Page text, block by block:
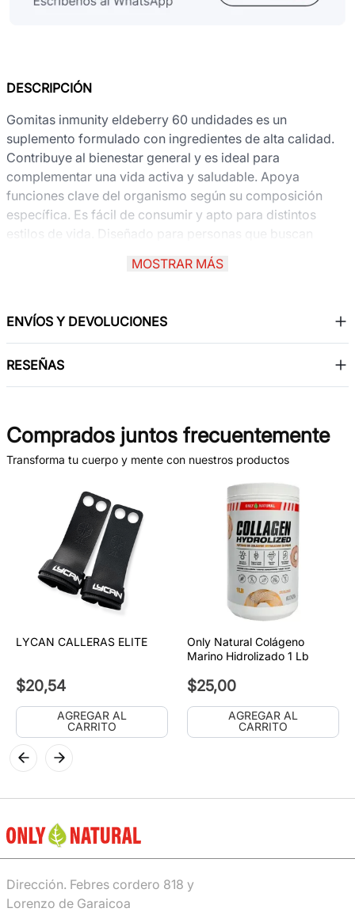
DESCRIPCIÓN
Gomitas inmunity eldeberry 60 undidades es un
suplemento formulado con ingredientes de alta calidad.
Contribuye al bienestar general y es ideal para
complementar una vida activa y saludable. Apoya
funciones clave del organismo según su composición
específica. Es fácil de consumir y apto para distintos
estilos de vida. Diseñado para personas que buscan
cuidar su salud de manera efectiva. Ayuda a mejorar la
composición corporal, reduciendo grasa acumulada de
MOSTRAR MÁS
ENVÍOS Y DEVOLUCIONES
RESEÑAS
Comprados juntos frecuentemente
Transforma tu cuerpo y mente con nuestros productos
LYCAN CALLERAS ELITE
$20,54
AGREGAR AL
CARRITO
Only Natural Colágeno
Marino Hidrolizado 1 Lb
$25,00
AGREGAR AL
CARRITO
Dirección. Febres cordero 818 y
Lorenzo de Garaicoa